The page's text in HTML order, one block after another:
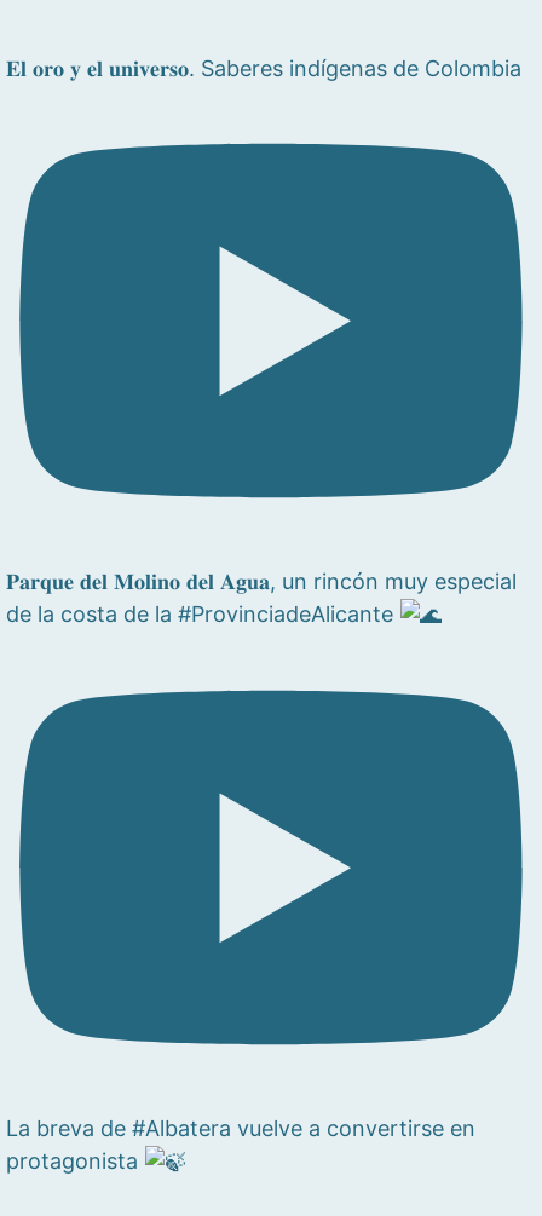
𝐄𝐥 𝐨𝐫𝐨 𝐲 𝐞𝐥 𝐮𝐧𝐢𝐯𝐞𝐫𝐬𝐨. Saberes indígenas de Colombia
𝐏𝐚𝐫𝐪𝐮𝐞 𝐝𝐞𝐥 𝐌𝐨𝐥𝐢𝐧𝐨 𝐝𝐞𝐥 𝐀𝐠𝐮𝐚, un rincón muy especial
de la costa de la #ProvinciadeAlicante
La breva de #Albatera vuelve a convertirse en
protagonista